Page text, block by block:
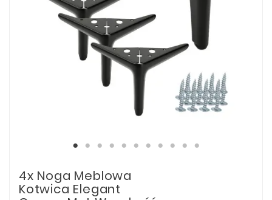
4x Noga Meblowa
Kotwica Elegant